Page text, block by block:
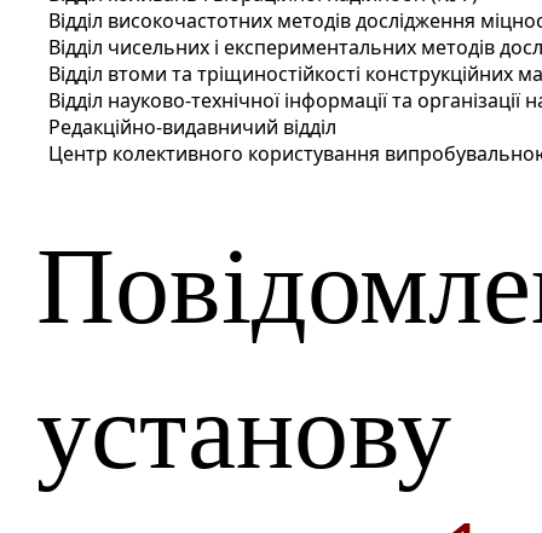
Відділ високочастотних методів дослідження
Відділ чисельних і експериментальних методів
Відділ втоми та тріщиностійкості конструкційних
Відділ науково-технічної інформації та організації
Редакційно-видавничий відділ
Центр колективного користування
установу